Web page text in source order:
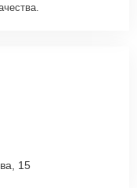
15